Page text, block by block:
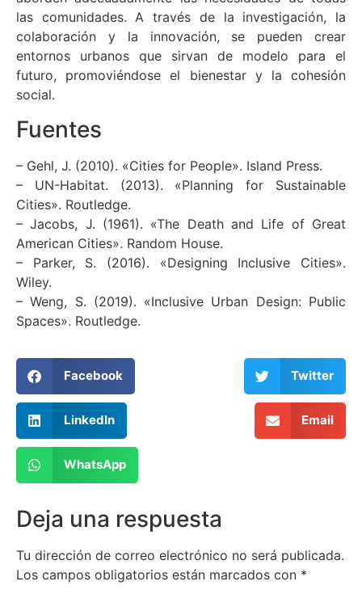
las comunidades. A través de la investigación, la
colaboración y la innovación, se pueden crear
entornos urbanos que sirvan de modelo para el
futuro, promoviéndose el bienestar y la cohesión
social.
Fuentes
– Gehl, J. (2010). «Cities for People». Island Press.
– UN-Habitat. (2013). «Planning for Sustainable
Cities». Routledge.
– Jacobs, J. (1961). «The Death and Life of Great
American Cities». Random House.
– Parker, S. (2016). «Designing Inclusive Cities».
Wiley.
– Weng, S. (2019). «Inclusive Urban Design: Public
Spaces». Routledge.
Facebook Twitter
LinkedIn Email
WhatsApp
Deja una respuesta
Tu dirección de correo electrónico no será publicada.
Los campos obligatorios están marcados con *